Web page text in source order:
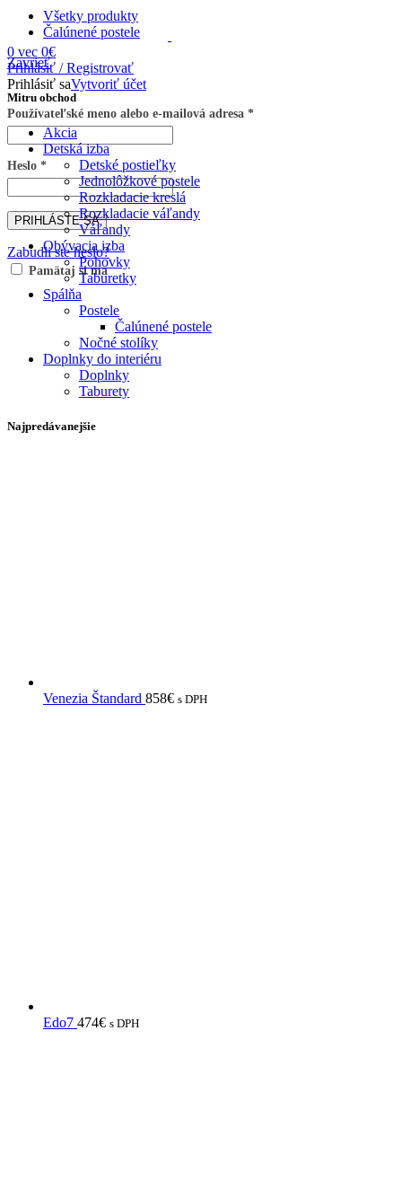
0 vec 0€
Prihlásiť / Registrovať
Prihlásiť saVytvoriť účet
Používateľské meno alebo e-mailová adresa *
Heslo *
PRIHLÁSTE SA
Zabudli ste heslo?
Pamätaj si ma
Všetky produkty
Čalúnené postele
Zavrieť
Mitru obchod
Akcia
Detská izba
Detské postieľky
Jednolôžkové postele
Rozkladacie kreslá
Rozkladacie váľandy
Váľandy
Obývacia izba
Pohovky
Taburetky
Spálňa
Postele
Čalúnené postele
Nočné stolíky
Doplnky do interiéru
Doplnky
Taburety
Najpredávanejšie
Venezia Štandard 858€ s DPH
Edo7 474€ s DPH